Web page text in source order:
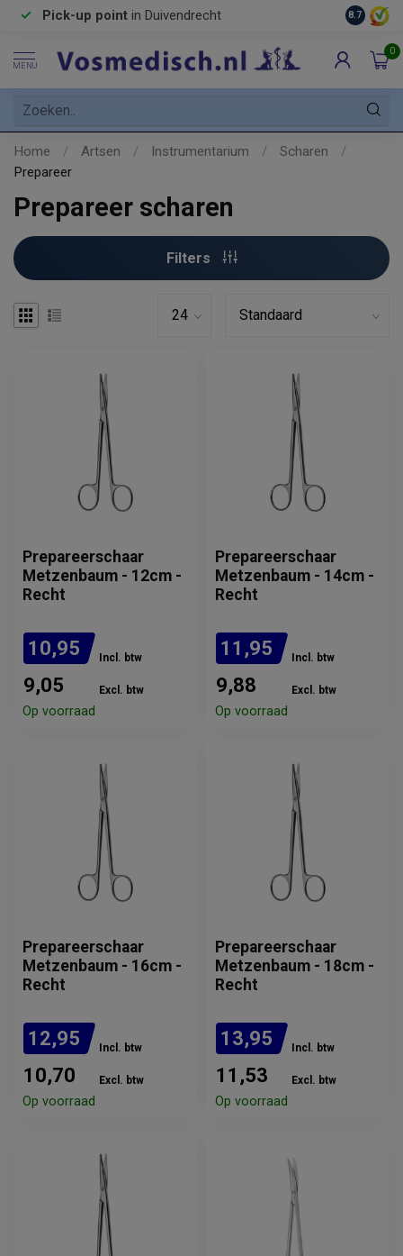
Pick-up point in Duivendrecht 8.7
MENU
0
Home / Artsen / Instrumentarium / Scharen
/
Prepareer
Prepareer scharen
Filters
Prepareerschaar
Metzenbaum - 12cm -
Recht
10,95 Incl. btw
9,05 Excl. btw
Op voorraad
Prepareerschaar
Metzenbaum - 14cm -
Recht
11,95 Incl. btw
9,88 Excl. btw
Op voorraad
Prepareerschaar
Metzenbaum - 16cm -
Recht
12,95 Incl. btw
10,70 Excl. btw
Op voorraad
Prepareerschaar
Metzenbaum - 18cm -
Recht
13,95 Incl. btw
11,53 Excl. btw
Op voorraad